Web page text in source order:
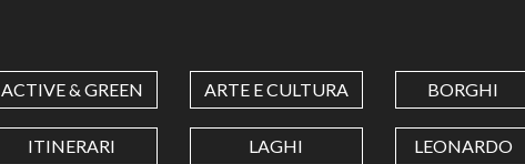
ACTIVE & GREEN ARTE E CULTURA BORGHI
ITINERARI LAGHI LEONARDO